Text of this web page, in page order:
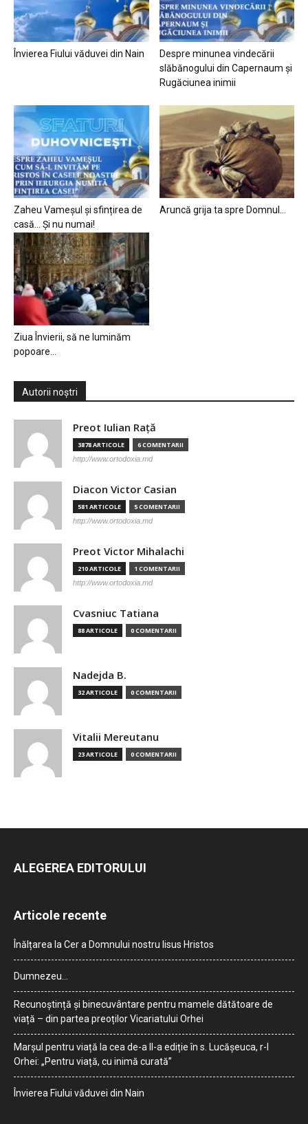
Învierea Fiului văduvei din Nain
Despre minunea vindecării
slăbănogului din Capernaum și
Rugăciunea inimii
Zaheu Vameșul și sfințirea de
casă… Și nu numai!
Aruncă grija ta spre Domnul…
Ziua Învierii, să ne luminăm
popoare…
Autorii noștri
Preot Iulian Raţă
3878 ARTICOLE 6 COMENTARII
http://www.ortodoxia.md
Diacon Victor Casian
581 ARTICOLE 5 COMENTARII
http://www.ortodoxia.md
Preot Victor Mihalachi
210 ARTICOLE 1 COMENTARII
http://www.ortodoxia.md
Cvasniuc Tatiana
88 ARTICOLE 0 COMENTARII
Nadejda B.
32 ARTICOLE 0 COMENTARII
Vitalii Mereutanu
23 ARTICOLE 0 COMENTARII
ALEGEREA EDITORULUI
Articole recente
Înălțarea la Cer a Domnului nostru Iisus Hristos
Dumnezeu…
Recunoștință și binecuvântare pentru mamele dătătoare de
viață – din partea preoților Vicariatului Orhei
Marșul pentru viață la cea de-a II-a ediție în s. Lucășeuca, r-l
Orhei: „Pentru viață, cu inimă curată”
Învierea Fiului văduvei din Nain